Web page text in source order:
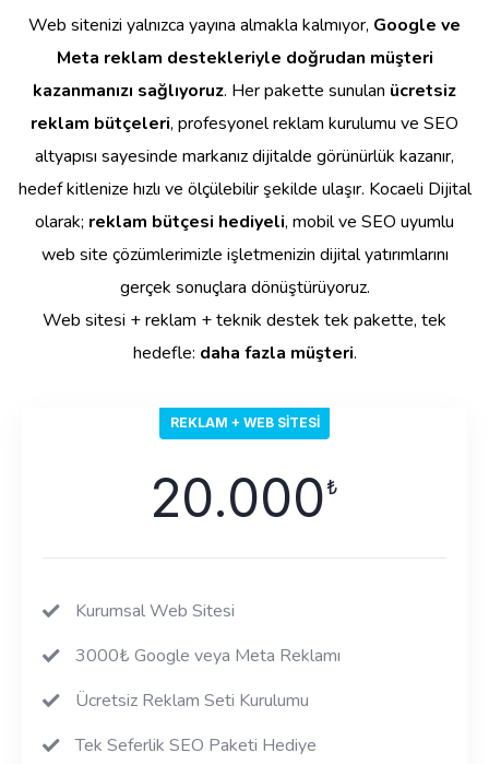
Web sitenizi yalnızca yayına almakla kalmıyor, Google ve
Meta reklam destekleriyle doğrudan müşteri
kazanmanızı sağlıyoruz. Her pakette sunulan ücretsiz
reklam bütçeleri, profesyonel reklam kurulumu ve SEO
altyapısı sayesinde markanız dijitalde görünürlük kazanır,
hedef kitlenize hızlı ve ölçülebilir şekilde ulaşır. Kocaeli Dijital
olarak; reklam bütçesi hediyeli, mobil ve SEO uyumlu
web site çözümlerimizle işletmenizin dijital yatırımlarını
gerçek sonuçlara dönüştürüyoruz.
Web sitesi + reklam + teknik destek tek pakette, tek
hedefle: daha fazla müşteri.
REKLAM + WEB SITESI
20.000₺
Kurumsal Web Sitesi
3000₺ Google veya Meta Reklamı
Ücretsiz Reklam Seti Kurulumu
Tek Seferlik SEO Paketi Hediye